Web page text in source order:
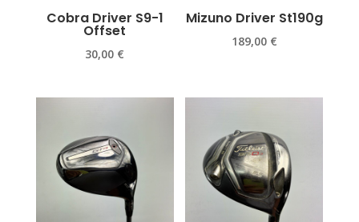
Cobra Driver S9-1
Offset
30,00 €
Mizuno Driver St190g
189,00 €